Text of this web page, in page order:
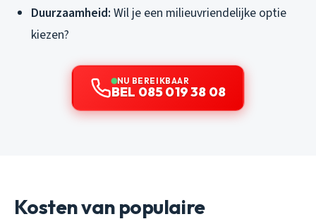
Duurzaamheid: Wil je een milieuvriendelijke optie
kiezen?
NU BEREIKBAAR
BEL 085 019 38 08
Kosten van populaire